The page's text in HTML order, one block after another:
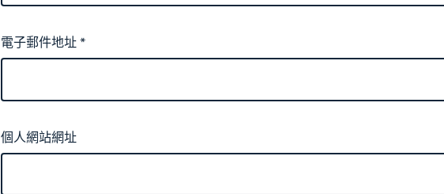
電子郵件地址*
個人網站網址